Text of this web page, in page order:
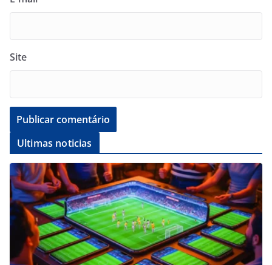
Site
Ultimas noticias